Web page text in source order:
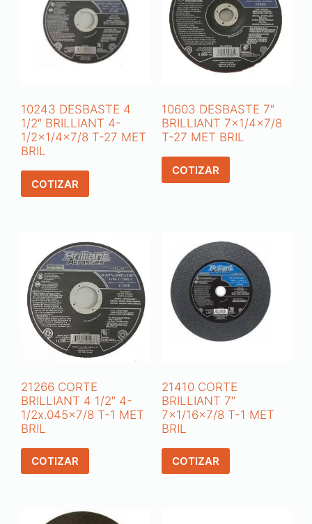
10243 DESBASTE 4
1/2″ BRILLIANT 4-
1/2×1/4×7/8 T-27 MET
BRIL
COTIZAR
10603 DESBASTE 7″
BRILLIANT 7×1/4×7/8
T-27 MET BRIL
COTIZAR
21266 CORTE
BRILLIANT 4 1/2″ 4-
1/2x.045×7/8 T-1 MET
BRIL
COTIZAR
21410 CORTE
BRILLIANT 7″
7×1/16×7/8 T-1 MET
BRIL
COTIZAR